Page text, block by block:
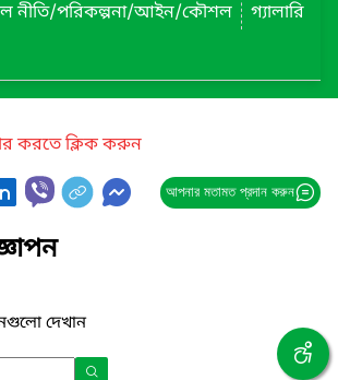
নীতি/পরিকল্পনা/আইন/কৌশল
গ্যালারি
করতে ক্লিক করুন
আপনার মতামত প্রদান করুন
দেখান